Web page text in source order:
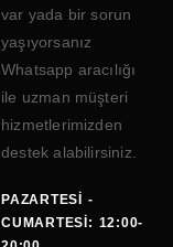
var yada bir sorun
yaşıyorsanız
Whatsapp aracılığı
ile uzman müşteri
hizmetlerimizden
destek alabilirsiniz.
PAZARTESI -
CUMARTESI: 12:00-